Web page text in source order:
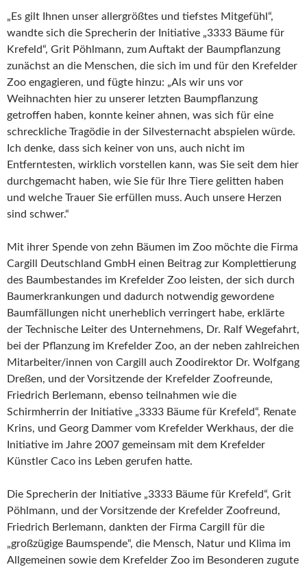
„Es gilt Ihnen unser allergrößtes und tiefstes Mitgefühl“,
wandte sich die Sprecherin der Initiative „3333 Bäume für
Krefeld“, Grit Pöhlmann, zum Auftakt der Baumpflanzung
zunächst an die Menschen, die sich im und für den Krefelder
Zoo engagieren, und fügte hinzu: „Als wir uns vor
Weihnachten hier zu unserer letzten Baumpflanzung
getroffen haben, konnte keiner ahnen, was sich für eine
schreckliche Tragödie in der Silvesternacht abspielen würde.
Ich denke, dass sich keiner von uns, auch nicht im
Entferntesten, wirklich vorstellen kann, was Sie seit dem hier
durchgemacht haben, wie Sie für Ihre Tiere gelitten haben
und welche Trauer Sie erfüllen muss. Auch unsere Herzen
sind schwer.“
Mit ihrer Spende von zehn Bäumen im Zoo möchte die Firma
Cargill Deutschland GmbH einen Beitrag zur Komplettierung
des Baumbestandes im Krefelder Zoo leisten, der sich durch
Baumerkrankungen und dadurch notwendig gewordene
Baumfällungen nicht unerheblich verringert habe, erklärte
der Technische Leiter des Unternehmens, Dr. Ralf Wegefahrt,
bei der Pflanzung im Krefelder Zoo, an der neben zahlreichen
Mitarbeiter/innen von Cargill auch Zoodirektor Dr. Wolfgang
Dreßen, und der Vorsitzende der Krefelder Zoofreunde,
Friedrich Berlemann, ebenso teilnahmen wie die
Schirmherrin der Initiative „3333 Bäume für Krefeld“, Renate
Krins, und Georg Dammer vom Krefelder Werkhaus, der die
Initiative im Jahre 2007 gemeinsam mit dem Krefelder
Künstler Caco ins Leben gerufen hatte.
Die Sprecherin der Initiative „3333 Bäume für Krefeld“, Grit
Pöhlmann, und der Vorsitzende der Krefelder Zoofreund,
Friedrich Berlemann, dankten der Firma Cargill für die
„großzügige Baumspende“, die Mensch, Natur und Klima im
Allgemeinen sowie dem Krefelder Zoo im Besonderen zugute